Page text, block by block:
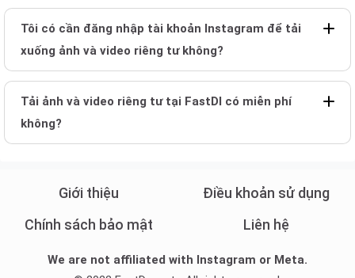
Tôi có cần đăng nhập tài khoản Instagram để tải
xuống ảnh và video riêng tư không?
Tải ảnh và video riêng tư tại FastDl có miễn phí
không?
Giới thiệu
Điều khoản sử dụng
Chính sách bảo mật
Liên hệ
We are not affiliated with Instagram or Meta.